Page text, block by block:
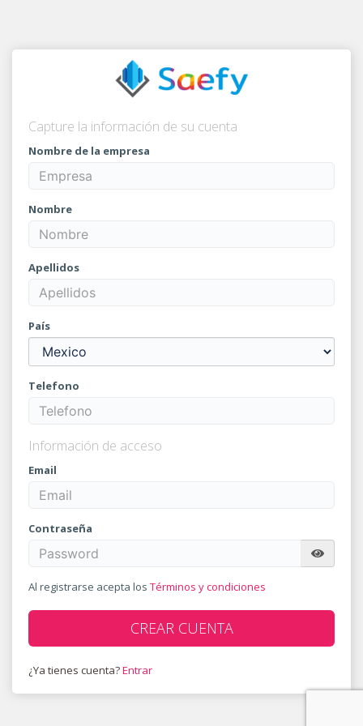
Capture la información de su cuenta
Nombre de la empresa
Nombre
Apellidos
País
Telefono
Información de acceso
Email
Contraseña
Al registrarse acepta los Términos y condiciones
CREAR CUENTA
¿Ya tienes cuenta?Entrar